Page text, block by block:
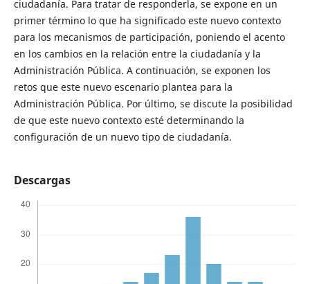
ciudadanía. Para tratar de responderla, se expone en un
primer término lo que ha significado este nuevo contexto
para los mecanismos de participación, poniendo el acento
en los cambios en la relación entre la ciudadanía y la
Administración Pública. A continuación, se exponen los
retos que este nuevo escenario plantea para la
Administración Pública. Por último, se discute la posibilidad
de que este nuevo contexto esté determinando la
configuración de un nuevo tipo de ciudadanía.
Descargas